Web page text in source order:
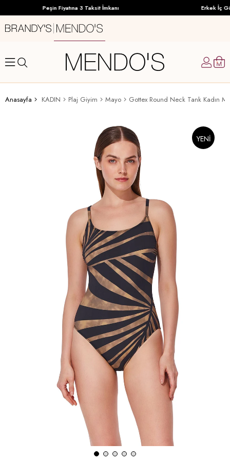
Peşin Fiyatına 3 Taksit İmkanı Erkek İç
Anasayfa KADIN Plaj Giyim Mayo Gottex Round Neck Tank Kadın
YENI